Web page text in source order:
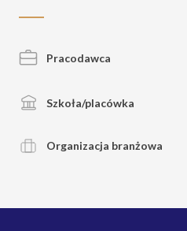
Pracodawca
Szkoła/placówka
Organizacja branżowa